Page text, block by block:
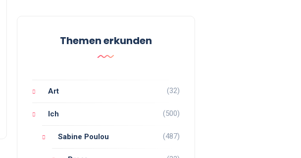
Themen erkunden
Art (32)
Ich (500)
Sabine Poulou (487)